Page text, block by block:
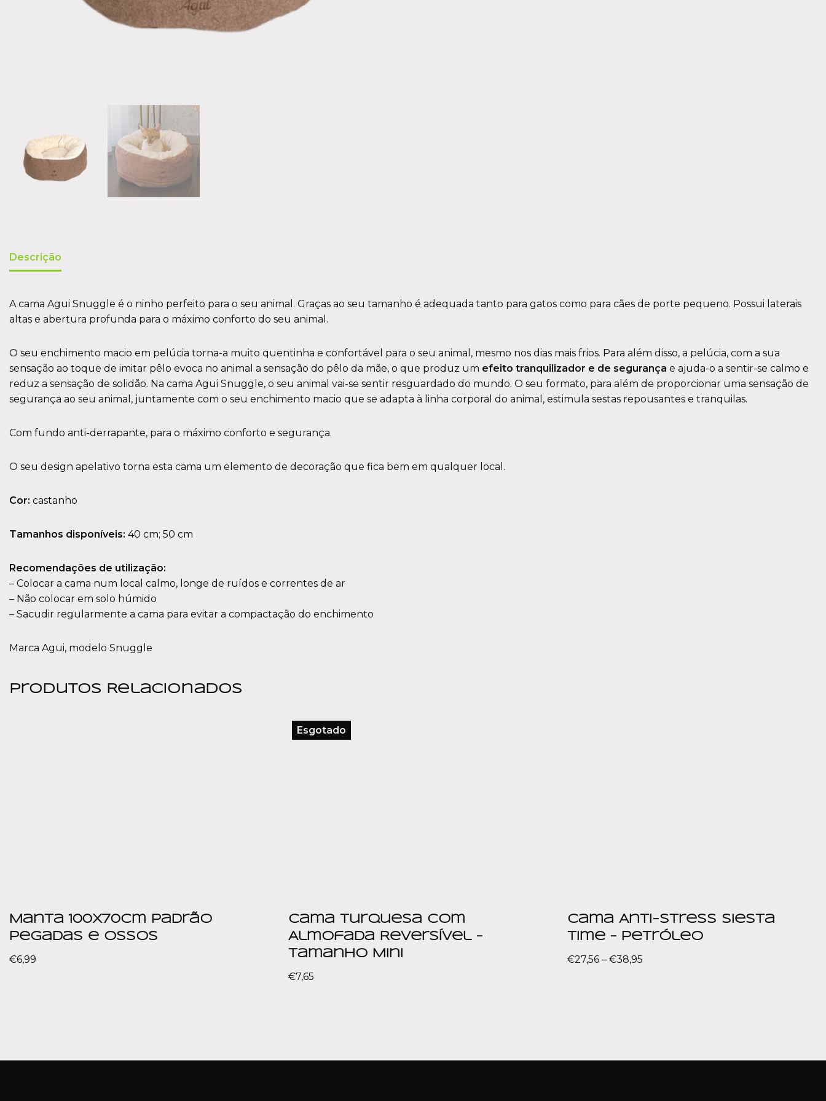
Descrição
A cama Agui Snuggle é o ninho perfeito para o seu animal. Graças ao seu tamanho é adequada tanto para gatos como para cães de porte pequeno. Possui laterais
altas e abertura profunda para o máximo conforto do seu animal.
O seu enchimento macio em pelúcia torna-a muito quentinha e confortável para o seu animal, mesmo nos dias mais frios. Para além disso, a pelúcia, com a sua
sensação ao toque de imitar pêlo evoca no animal a sensação do pêlo da mãe, o que produz um efeito tranquilizador e de segurança e ajuda-o a sentir-se calmo e
reduz a sensação de solidão. Na cama Agui Snuggle, o seu animal vai-se sentir resguardado do mundo. O seu formato, para além de proporcionar uma sensação de
segurança ao seu animal, juntamente com o seu enchimento macio que se adapta à linha corporal do animal, estimula sestas repousantes e tranquilas.
Com fundo anti-derrapante, para o máximo conforto e segurança.
O seu design apelativo torna esta cama um elemento de decoração que fica bem em qualquer local.
Cor: castanho
Tamanhos disponíveis: 40 cm; 50 cm
Recomendações de utilização:
– Colocar a cama num local calmo, longe de ruídos e correntes de ar
– Não colocar em solo húmido
– Sacudir regularmente a cama para evitar a compactação do enchimento
Marca Agui, modelo Snuggle
Produtos Relacionados
Manta 100x70cm Padrão
Pegadas e Ossos
€6,99
Esgotado
Cama Turquesa com
Almofada Reversível –
Tamanho Mini
€7,65
Cama Anti-Stress Siesta
Time – Petróleo
€27,56 – €38,95